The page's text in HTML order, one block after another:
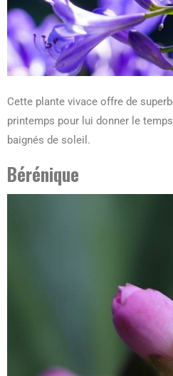
Cette plante vivace offre de
printemps pour lui donner le
baignés de soleil.
Bérénique